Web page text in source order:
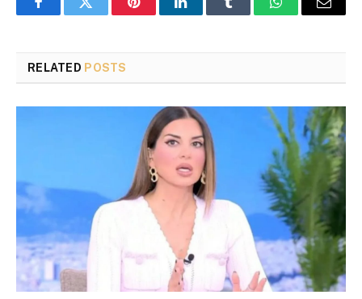
FacebookTwitter PinterestLinkedInTumblr WhatsAppEmail
RELATED POSTS